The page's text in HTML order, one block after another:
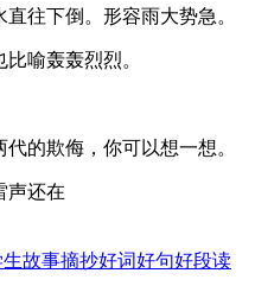
往下倒。形容雨大势急。
喻轰轰烈烈。
的欺侮，你可以想一想。
声还在
故事摘抄好词好句好段读